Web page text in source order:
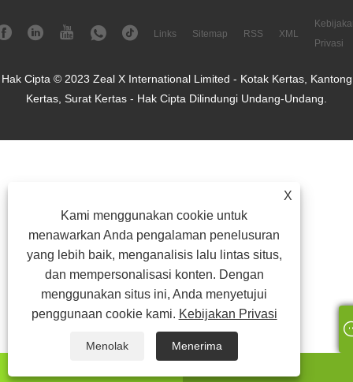
X
Kami menggunakan cookie untuk
menawarkan Anda pengalaman penelusuran
yang lebih baik, menganalisis lalu lintas situs,
dan mempersonalisasi konten. Dengan
menggunakan situs ini, Anda menyetujui
penggunaan cookie kami. Kebijakan Privasi
Menolak Menerima
Links Sitemap RSS XML
Privasi
Hak Cipta © 2023 Zeal X International Limited - Kotak Kertas, Kantong
Kertas, Surat Kertas - Hak Cipta Dilindungi Undang-Undang.